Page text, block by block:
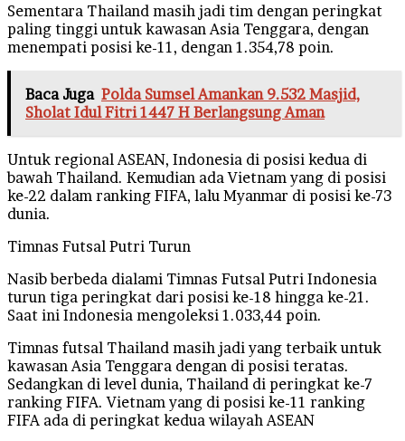
Sementara Thailand masih jadi tim dengan peringkat
paling tinggi untuk kawasan Asia Tenggara, dengan
menempati posisi ke-11, dengan 1.354,78 poin.
Baca Juga Polda Sumsel Amankan 9.532 Masjid,
Sholat Idul Fitri 1447 H Berlangsung Aman
Untuk regional ASEAN, Indonesia di posisi kedua di
bawah Thailand. Kemudian ada Vietnam yang di posisi
ke-22 dalam ranking FIFA, lalu Myanmar di posisi ke-73
dunia.
Timnas Futsal Putri Turun
Nasib berbeda dialami Timnas Futsal Putri Indonesia
turun tiga peringkat dari posisi ke-18 hingga ke-21.
Saat ini Indonesia mengoleksi 1.033,44 poin.
Timnas futsal Thailand masih jadi yang terbaik untuk
kawasan Asia Tenggara dengan di posisi teratas.
Sedangkan di level dunia, Thailand di peringkat ke-7
ranking FIFA. Vietnam yang di posisi ke-11 ranking
FIFA ada di peringkat kedua wilayah ASEAN